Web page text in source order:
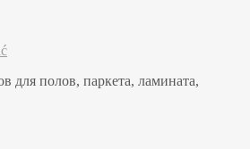
для полов, паркета, ламината,